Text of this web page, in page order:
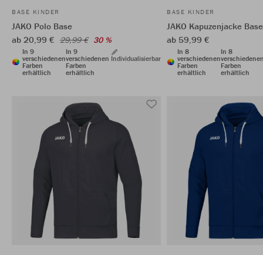
BASE KINDER
JAKO Polo Base
ab 20,99 € 29,99 € 30 %
In 9
verschiedenen
Farben
erhältlich
In 9
verschiedenen
Farben
erhältlich
Individualisierbar
BASE KINDER
JAKO Kapuzenjacke Base
ab 59,99 €
In 8
verschiedenen
Farben
erhältlich
In 8
Farben
erhältlich